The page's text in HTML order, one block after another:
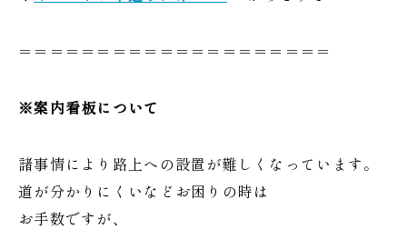
＝＝＝＝＝＝＝＝＝＝＝＝＝＝＝＝＝＝＝＝
※案内看板について
諸事情により路上への設置が難しくなっています。
道が分かりにくいなどお困りの時は
お手数ですが、